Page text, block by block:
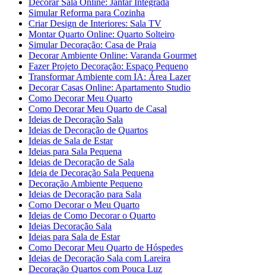
Decorar Sala Online: Jantar Integrada
Simular Reforma para Cozinha
Criar Design de Interiores: Sala TV
Montar Quarto Online: Quarto Solteiro
Simular Decoração: Casa de Praia
Decorar Ambiente Online: Varanda Gourmet
Fazer Projeto Decoração: Espaço Pequeno
Transformar Ambiente com IA: Área Lazer
Decorar Casas Online: Apartamento Studio
Como Decorar Meu Quarto
Como Decorar Meu Quarto de Casal
Ideias de Decoração Sala
Ideias de Decoração de Quartos
Ideias de Sala de Estar
Ideias para Sala Pequena
Ideias de Decoração de Sala
Ideia de Decoração Sala Pequena
Decoração Ambiente Pequeno
Ideias de Decoração para Sala
Como Decorar o Meu Quarto
Ideias de Como Decorar o Quarto
Ideias Decoração Sala
Ideias para Sala de Estar
Como Decorar Meu Quarto de Hóspedes
Ideias de Decoração Sala com Lareira
Decoração Quartos com Pouca Luz